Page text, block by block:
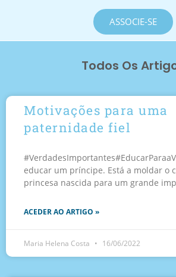
ASSOCIE-SE
Todos Os
Motivações para uma
paternidade fiel
educar um príncipe. Está a moldar o
princesa nascida para um grande
ACEDER AO ARTIGO »
Maria Helena Costa 16/06/2022